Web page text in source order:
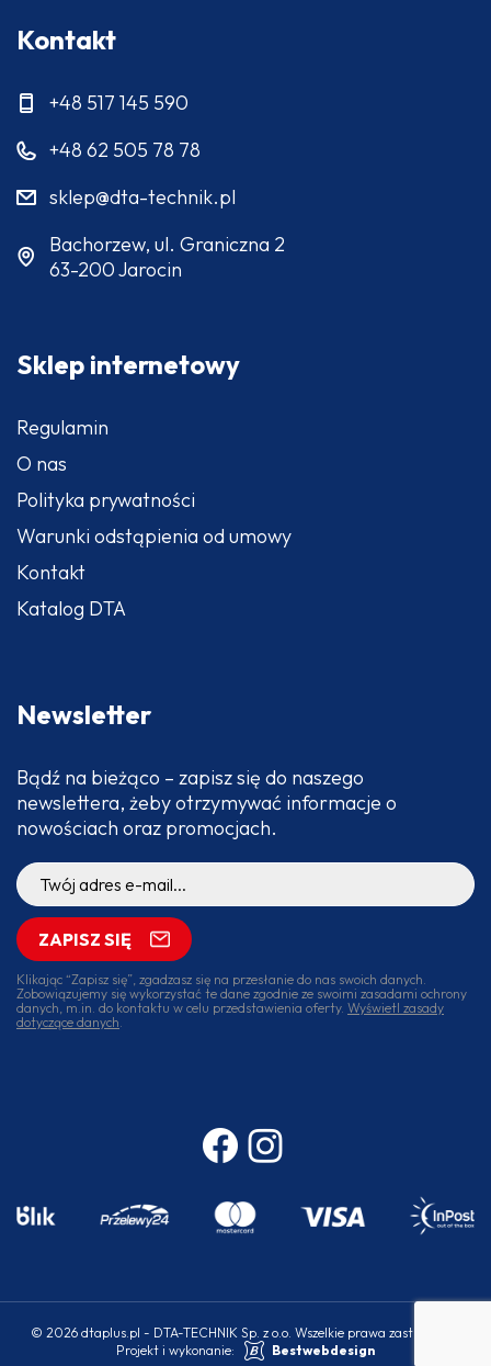
Kontakt
+48 517 145 590
+48 62 505 78 78
sklep@dta-technik.pl
Bachorzew, ul. Graniczna 2
63-200 Jarocin
Sklep internetowy
Regulamin
O nas
Polityka prywatności
Warunki odstąpienia od umowy
Kontakt
Katalog DTA
Newsletter
Bądź na bieżąco – zapisz się do naszego
newslettera, żeby otrzymywać informacje o
nowościach oraz promocjach.
ZAPISZ SIĘ
Klikając “Zapisz się”, zgadzasz się na przesłanie do nas swoich danych.
Zobowiązujemy się wykorzystać te dane zgodnie ze swoimi zasadami ochrony
danych, m.in. do kontaktu w celu przedstawienia oferty. Wyświetl zasady
dotyczące danych
© 2026 dtaplus.pl - DTA-TECHNIK Sp. z o.o. Wszelkie prawa zastrzeżone.
Projekt i wykonanie:
Bestwebdesign